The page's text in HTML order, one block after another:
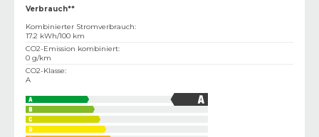
Verbrauch**
Kombinierter Stromverbrauch:
17.2 kWh/100 km
CO2-Emission kombiniert:
0 g/km
CO2-Klasse:
A